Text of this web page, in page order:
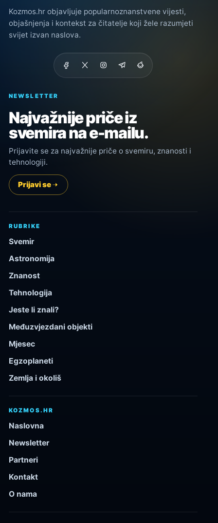
Kozmos.hr objavljuje popularnoznanstvene vijesti,
objašnjenja i kontekst za čitatelje koji žele razumjeti
svijet izvan naslova.
NEWSLETTER
Najvažnije priče iz
svemira na e-mailu.
Prijavite se za najvažnije priče o svemiru, znanosti i
tehnologiji.
Prijavi se
RUBRIKE
Svemir
Astronomija
Znanost
Tehnologija
Jeste li znali?
Međuzvjezdani objekti
Mjesec
Egzoplaneti
Zemlja i okoliš
KOZMOS.HR
Naslovna
Newsletter
Partneri
Kontakt
O nama